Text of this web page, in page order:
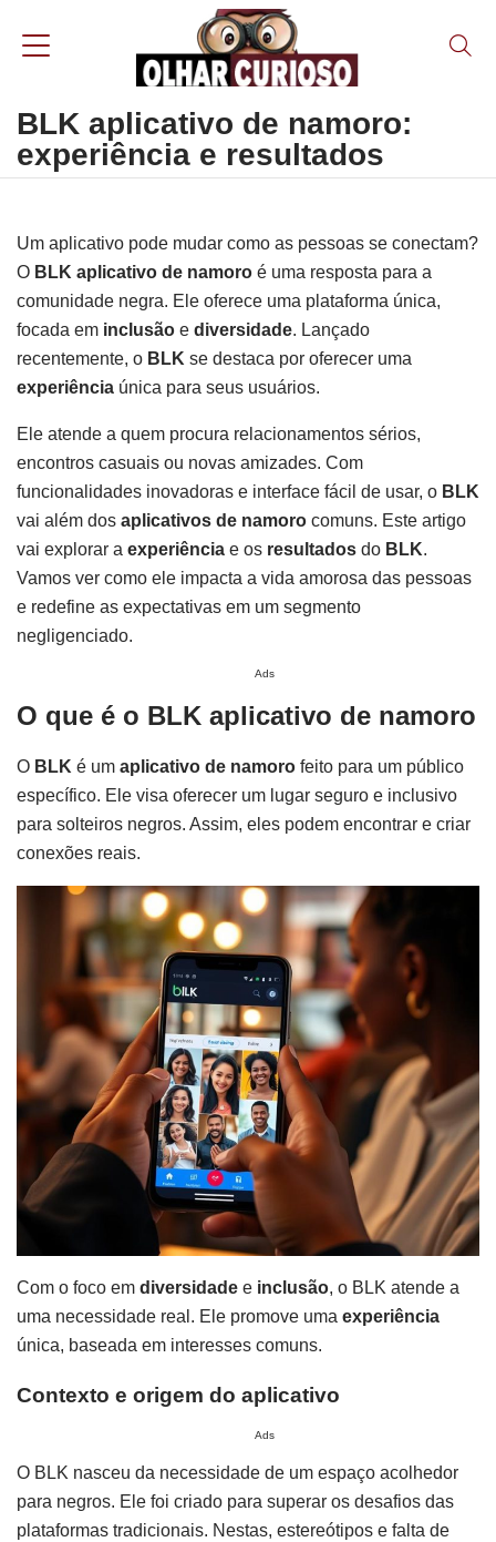
BLK aplicativo de namoro:
experiência e resultados
Um aplicativo pode mudar como as pessoas se conectam?
O BLK aplicativo de namoro é uma resposta para a
comunidade negra. Ele oferece uma plataforma única,
focada em inclusão e diversidade. Lançado
recentemente, o BLK se destaca por oferecer uma
experiência única para seus usuários.
Ele atende a quem procura relacionamentos sérios,
encontros casuais ou novas amizades. Com
funcionalidades inovadoras e interface fácil de usar, o BLK
vai além dos aplicativos de namoro comuns. Este artigo
vai explorar a experiência e os resultados do BLK.
Vamos ver como ele impacta a vida amorosa das pessoas
e redefine as expectativas em um segmento
negligenciado.
Ads
O que é o BLK aplicativo de namoro
O BLK é um aplicativo de namoro feito para um público
específico. Ele visa oferecer um lugar seguro e inclusivo
para solteiros negros. Assim, eles podem encontrar e criar
conexões reais.
Com o foco em diversidade e inclusão, o BLK atende a
uma necessidade real. Ele promove uma experiência
única, baseada em interesses comuns.
Contexto e origem do aplicativo
Ads
O BLK nasceu da necessidade de um espaço acolhedor
para negros. Ele foi criado para superar os desafios das
plataformas tradicionais. Nestas, estereótipos e falta de